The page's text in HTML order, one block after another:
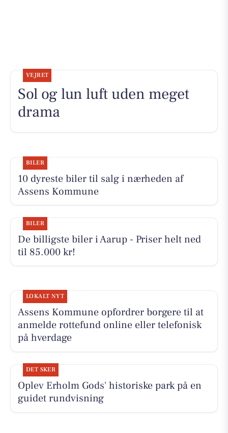
VEJRET
Sol og lun luft uden meget
drama
BILER
10 dyreste biler til salg i nærheden af
Assens Kommune
BILER
De billigste biler i Aarup - Priser helt ned
til 85.000 kr!
LOKALT NYT
Assens Kommune opfordrer borgere til at
anmelde rottefund online eller telefonisk
på hverdage
DET SKER
Oplev Erholm Gods' historiske park på en
guidet rundvisning